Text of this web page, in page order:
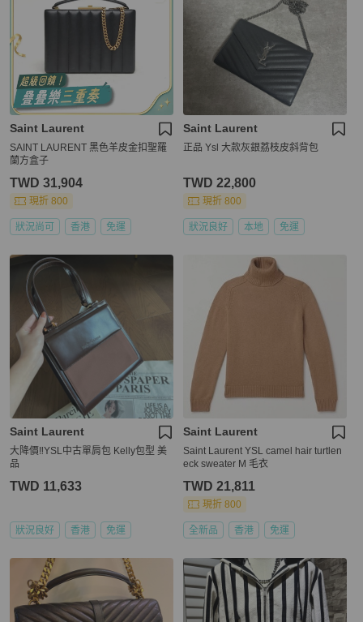
Saint Laurent
SAINT LAURENT 黑色羊皮金扣聖羅
蘭方盒子
TWD 31,904
現折 800
狀況尚可 香港 免運
Saint Laurent
正品 Ysl 大款灰銀荔枝皮斜背包
TWD 22,800
現折 800
狀況良好 本地 免運
Saint Laurent
大降價‼️YSL中古單肩包 Kelly包型 美
品
TWD 11,633
狀況良好 香港 免運
Saint Laurent
Saint Laurent YSL camel hair turtlen
eck sweater M 毛衣
TWD 21,811
現折 800
全新品 香港 免運